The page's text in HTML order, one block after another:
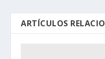
ARTÍCULOS